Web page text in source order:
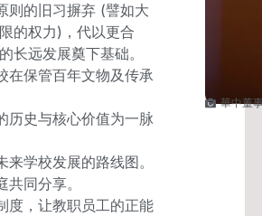
则的旧习摒弃 (譬如大
的权力)，代以更合
长远发展奠下基础。
在保管百年文物及传承
历史与核心价值为一脉
学校发展的路线图。
同分享。
度，让教职员工的正能
華中董